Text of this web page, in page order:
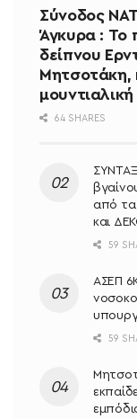
Σύνοδος
Άγκυρα : Το
δείπνου
Μητσοτάκη,
64 SHARES
από τα
και
59
ΑΣΕΠ
59